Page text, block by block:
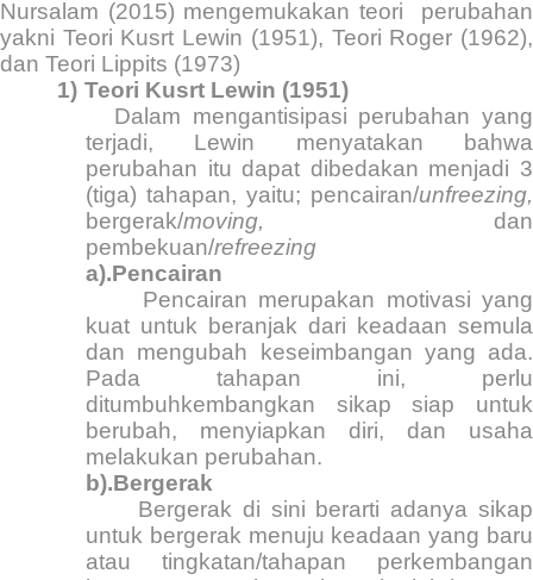
Nursalam (2015) mengemukakan teori
perubahan
yakni Teori Kusrt Lewin (1951), Teori Roger (1962),
dan Teori Lippits (1973)
1) Teori Kusrt Lewin (1951)
Dalam mengantisipasi perubahan yang
terjadi, Lewin menyatakan bahwa
perubahan itu dapat dibedakan menjadi 3
(tiga) tahapan, yaitu; pencairan/unfreezing,
bergerak/moving, dan
pembekuan/refreezing
a).Pencairan
Pencairan merupakan motivasi yang
kuat untuk beranjak dari keadaan semula
dan mengubah keseimbangan yang ada.
Pada tahapan ini, perlu
ditumbuhkembangkan sikap siap untuk
berubah, menyiapkan diri, dan usaha
melakukan perubahan.
b).Bergerak
Bergerak di sini berarti adanya sikap
untuk bergerak menuju keadaan yang baru
atau tingkatan/tahapan perkembangan